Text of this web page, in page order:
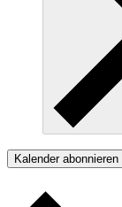
Kalender abonnieren